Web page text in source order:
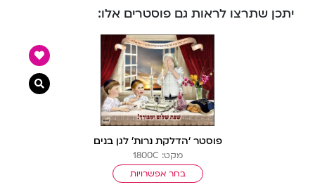
יתכן שתרצו לראות גם פוסטרים אלו:
פוסטר ‘הדלקת נרות’ לגן בנים
מקט: 1800C
בחר אפשרויות
צפייה